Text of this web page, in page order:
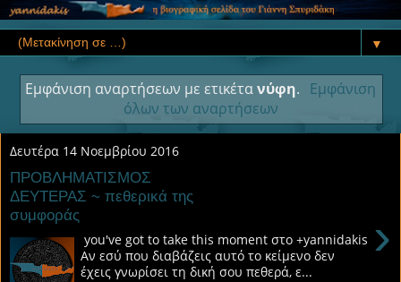
▼
Εμφάνιση αναρτήσεων με ετικέτανύφη. Εμφάνιση
όλων των αναρτήσεων
Δευτέρα 14 Νοεμβρίου 2016
ΠΡΟΒΛΗΜΑΤΙΣΜΟΣ
ΔΕΥΤΕΡΑΣ ~ πεθερικά της
συμφοράς
›
you've got to take this moment στο +yannidakis
Αν εσύ που διαβάζεις αυτό το κείμενο δεν
έχεις γνωρίσει τη δική σου πεθερά, ε...